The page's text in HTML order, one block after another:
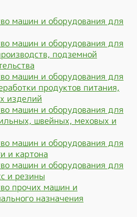
машин и оборудования для
машин и оборудования для
подземной
машин и оборудования для
продуктов питания,
изделий
машин и оборудования для
швейных, меховых и
машин и оборудования для
и картона
машин и оборудования для
и резины
прочих машин и
назначения